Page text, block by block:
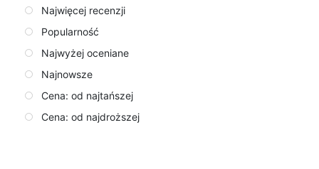
Najwięcej recenzji
Popularność
Najwyżej oceniane
Najnowsze
Cena: od najtańszej
Cena: od najdroższej